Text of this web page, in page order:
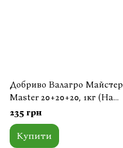
Добриво Валагро Майстер
Master 20+20+20, 1кг (На
вагу)
235 грн
Купити